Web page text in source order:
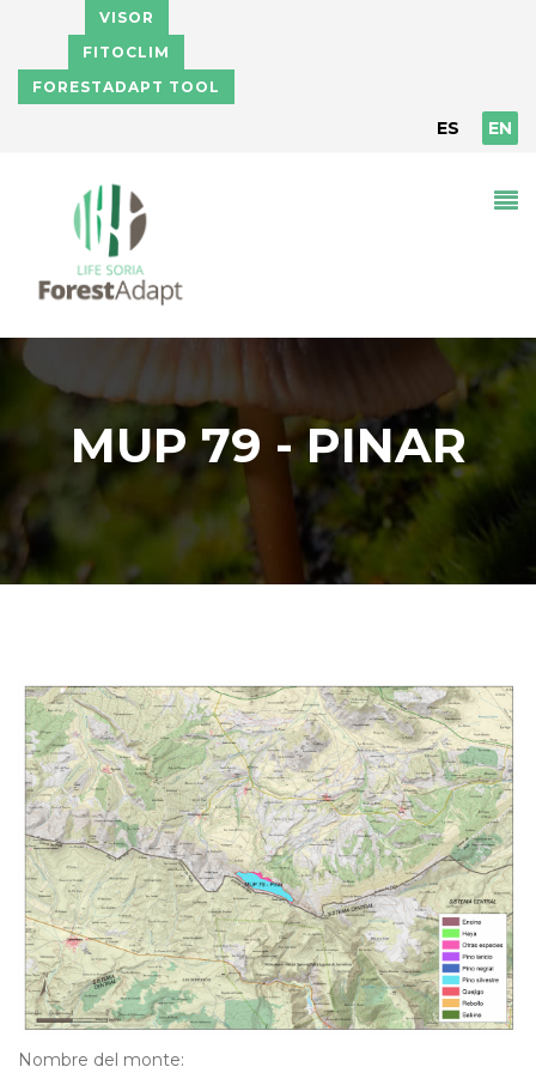
Skip to main content
VISOR
FITOCLIM
FORESTADAPT TOOL
ES EN
MUP 79 - PINAR
Nombre del monte: